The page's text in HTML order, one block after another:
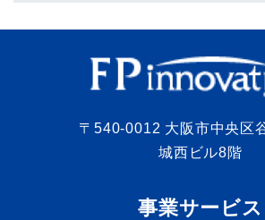
〒540-0012 大阪市中央区
城西ビル8階
事業サービス